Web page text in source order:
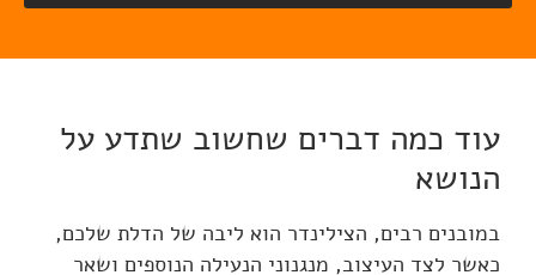
עוד כמה דברים שחשוב שתדע על
הנושא
במובנים רבים, הצילינדר הוא ליבה של הדלת שלכם,
כאשר לצד העיצוב, מנגנוני הנעילה הנוספים ושאר